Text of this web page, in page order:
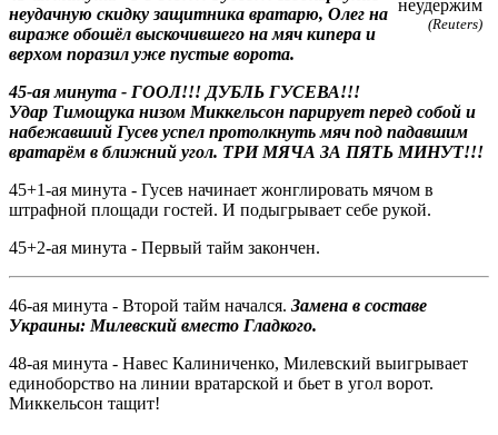
неудержим
(Reuters)
неудачную скидку защитника вратарю, Олег на
вираже обошёл выскочившего на мяч кипера и
верхом поразил уже пустые ворота.
45-ая минута - ГООЛ!!! ДУБЛЬ ГУСЕВА!!!
Удар Тимощука низом Миккельсон парирует перед собой и
набежавший Гусев успел протолкнуть мяч под падавшим
вратарём в ближний угол. ТРИ МЯЧА ЗА ПЯТЬ МИНУТ!!!
45+1-ая минута - Гусев начинает жонглировать мячом в
штрафной площади гостей. И подыгрывает себе рукой.
45+2-ая минута - Первый тайм закончен.
46-ая минута - Второй тайм начался. Замена в составе
Украины: Милевский вместо Гладкого.
48-ая минута - Навес Калиниченко, Милевский выигрывает
единоборство на линии вратарской и бьет в угол ворот.
Миккельсон тащит!